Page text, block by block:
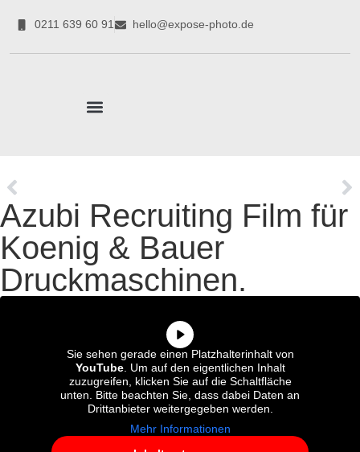
0211 639 60 91 hello@expose-photo.de
Azubi Recruiting Film für
Koenig & Bauer
Druckmaschinen.
Sie sehen gerade einen Platzhalterinhalt von
YouTube. Um auf den eigentlichen Inhalt
zuzugreifen, klicken Sie auf die Schaltfläche
unten. Bitte beachten Sie, dass dabei Daten an
Drittanbieter weitergegeben werden.
Mehr Informationen